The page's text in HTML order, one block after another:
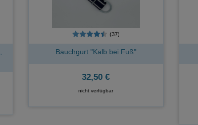
(37)
Bauchgurt "Kalb bei Fuß"
32,50 €
nicht verfügbar